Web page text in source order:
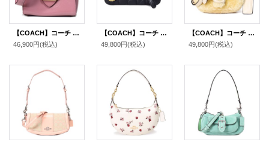
【COACH】コーチ レザー モーガン トップ ハンドル サッチェル クロスボディ 2WAY ショルダー ハンドバッグ ダスティローズ（日本未発売）
46,900円(税込)
【COACH】コーチ バッグ キルティング レザー チェーン ピロー リストレット 3way クラッチ ポーチ ショルダー ハンドバッグ ブラック（日本未発売）
49,800円(税込)
【COACH】コーチ バッグ シアリング レザー タビー 12 もこもこ ふわふわ マイクロ ロゴ フラップ クロスボディ 3WAY ショルダー ハンドバッグ クリーム（日本未発売）
49,800円(税込)